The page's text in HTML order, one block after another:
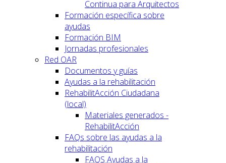
Continua para Arquitectos
Formación específica sobre
ayudas
Formación BIM
Jornadas profesionales
Red OAR
Documentos y guías
Ayudas a la rehabilitación
RehabilitAcción Ciudadana
(local)
Materiales generados -
RehabilitAcción
FAQs sobre las ayudas a la
rehabilitación
FAQS Ayudas a la